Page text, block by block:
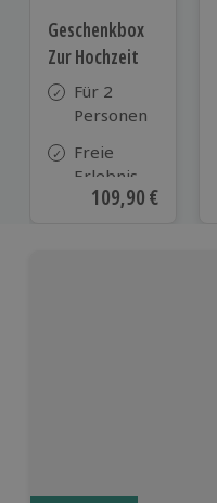
Geschenkbox
Zur Hochzeit
Für 2
Personen
Freie
Erlebnis-
Auswahl
Aktueller Preis
109,90 €